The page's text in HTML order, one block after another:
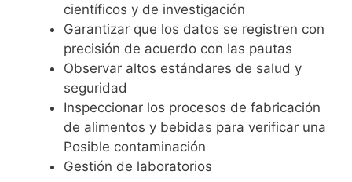
científicos y de investigación
Garantizar que los datos se registren con
precisión de acuerdo con las pautas
Observar altos estándares de salud y
seguridad
Inspeccionar los procesos de fabricación
de alimentos y bebidas para verificar una
Posible contaminación
Gestión de laboratorios